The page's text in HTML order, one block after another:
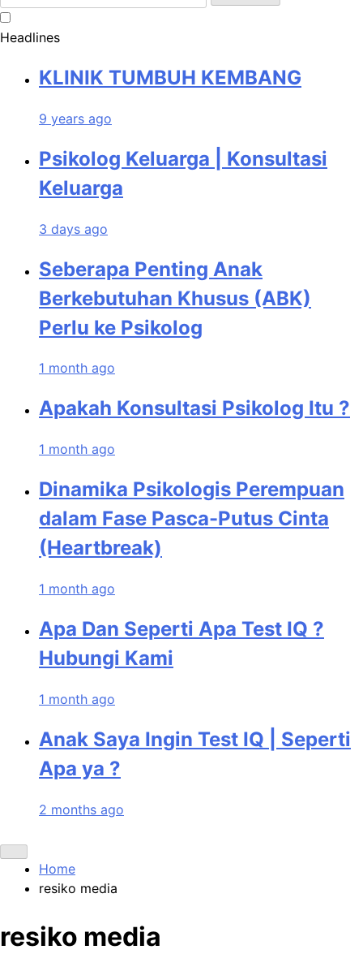
for:
Headlines
KLINIK TUMBUH KEMBANG
9 years ago
Psikolog Keluarga | Konsultasi
Keluarga
3 days ago
Seberapa Penting Anak
Berkebutuhan Khusus (ABK)
Perlu ke Psikolog
1 month ago
Apakah Konsultasi Psikolog Itu ?
1 month ago
Dinamika Psikologis Perempuan
dalam Fase Pasca-Putus Cinta
(Heartbreak)
1 month ago
Apa Dan Seperti Apa Test IQ ?
Hubungi Kami
1 month ago
Anak Saya Ingin Test IQ | Seperti
Apa ya ?
2 months ago
Home
resiko media
resiko media